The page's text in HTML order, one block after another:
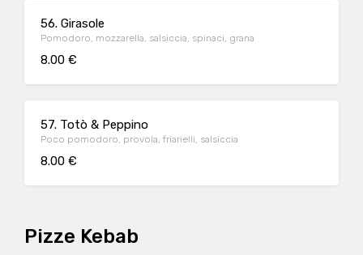
56. Girasole
Pomodoro, mozzarella, salsiccia, spinaci, grana
8.00 €
57. Totò & Peppino
Poco pomodoro, provola, friarielli, salsiccia
8.00 €
Pizze Kebab